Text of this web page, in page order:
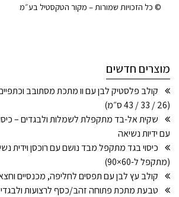
© כל הזכויות שמורות – מקור הטקסטיל בע״מ
מוצרים חדשים
(26 / 33 / 43 ס״מ)
עם ידיות נשיאה
(מתקפל ל-60×90)
קולב עץ לבן עם תפסים לחליפה, מכנסיים וחצאית –
טבעת מתכת פתוחה זהב/כסף לרצועות ולבגדי